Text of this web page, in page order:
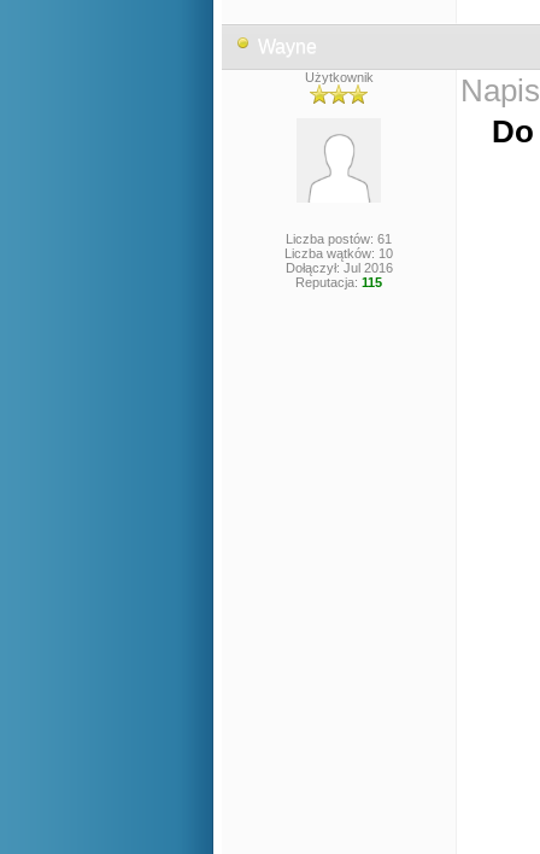
Wayne
Użytkownik
Liczba postów: 61
Liczba wątków: 10
Dołączył: Jul 2016
Reputacja: 115